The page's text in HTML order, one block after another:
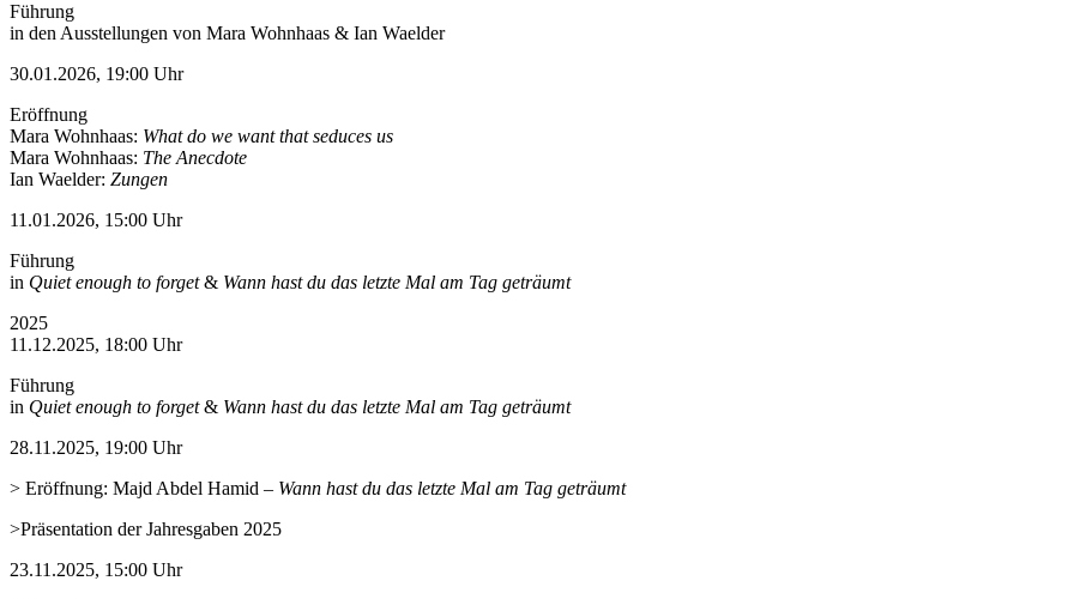
Führung
in den Ausstellungen von Mara Wohnhaas & Ian Waelder
30.01.2026, 19:00 Uhr
Eröffnung
Mara Wohnhaas: What do we want that seduces us
Mara Wohnhaas: The Anecdote
Ian Waelder: Zungen
11.01.2026, 15:00 Uhr
Führung
in Quiet enough to forget& Wann hast du das letzte Mal am Tag geträumt
2025
11.12.2025, 18:00 Uhr
Führung
in Quiet enough to forget& Wann hast du das letzte Mal am Tag geträumt
28.11.2025, 19:00 Uhr
> Eröffnung: Majd Abdel Hamid – Wann hast du das letzte Mal am Tag geträumt
>Präsentation der Jahresgaben 2025
23.11.2025, 15:00 Uhr